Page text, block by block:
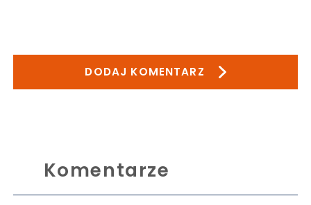
DODAJ KOMENTARZ
Komentarze